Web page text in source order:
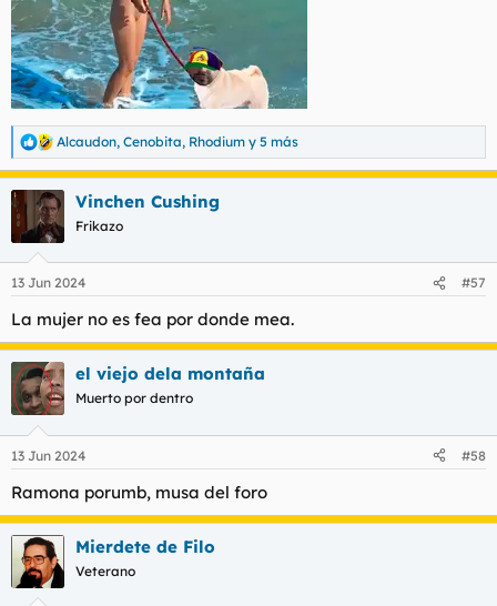
R
e
a
c
c
i
e
:
Alcaudon, Cenobita, Rhodium y 5 más
Vinchen Cushing
Frikazo
13 Jun 2024 #57
La mujer no es fea por donde mea.
el viejo dela montaña
Muerto por dentro
13 Jun 2024 #58
Ramona porumb, musa del foro
Mierdete de Filo
Veterano